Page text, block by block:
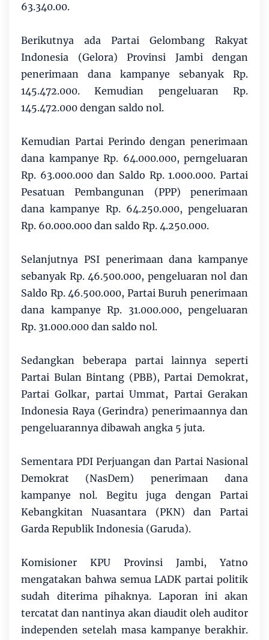
63.340.00.
Berikutnya ada Partai Gelombang Rakyat
Indonesia (Gelora) Provinsi Jambi dengan
penerimaan dana kampanye sebanyak Rp.
145.472.000. Kemudian pengeluaran Rp.
145.472.000 dengan saldo nol.
Kemudian Partai Perindo dengan penerimaan
dana kampanye Rp. 64.000.000, perngeluaran
Rp. 63.000.000 dan Saldo Rp. 1.000.000. Partai
Pesatuan Pembangunan (PPP) penerimaan
dana kampanye Rp. 64.250.000, pengeluaran
Rp. 60.000.000 dan saldo Rp. 4.250.000.
Selanjutnya PSI penerimaan dana kampanye
sebanyak Rp. 46.500.000, pengeluaran nol dan
Saldo Rp. 46.500.000, Partai Buruh penerimaan
dana kampanye Rp. 31.000.000, pengeluaran
Rp. 31.000.000 dan saldo nol.
Sedangkan beberapa partai lainnya seperti
Partai Bulan Bintang (PBB), Partai Demokrat,
Partai Golkar, partai Ummat, Partai Gerakan
Indonesia Raya (Gerindra) penerimaannya dan
pengeluarannya dibawah angka 5 juta.
Sementara PDI Perjuangan dan Partai Nasional
Demokrat (NasDem) penerimaan dana
kampanye nol. Begitu juga dengan Partai
Kebangkitan Nuasantara (PKN) dan Partai
Garda Republik Indonesia (Garuda).
Komisioner KPU Provinsi Jambi, Yatno
mengatakan bahwa semua LADK partai politik
sudah diterima pihaknya. Laporan ini akan
tercatat dan nantinya akan diaudit oleh auditor
independen setelah masa kampanye berakhir.